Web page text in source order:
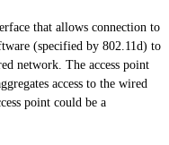
that allows connection to
(specified by 802.11d) to
network. The access point
access to the wired
point could be a